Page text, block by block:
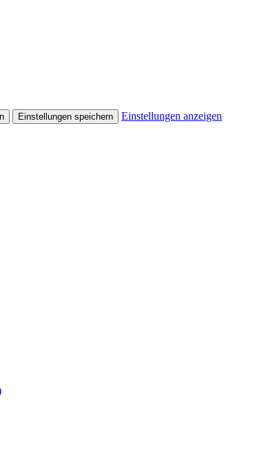
Einstellungen speichern Einstellungen anzeigen